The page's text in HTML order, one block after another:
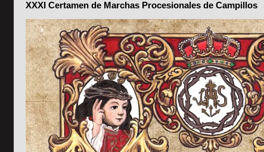
XXXI Certamen de Marchas Procesionales de Campillos